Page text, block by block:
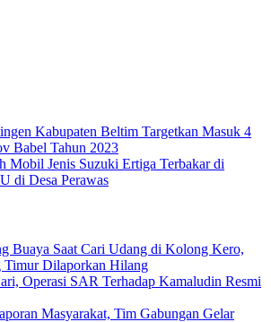
Kabupaten Beltim Targetkan Masuk 4
Babel Tahun 2023
Mobil Jenis Suzuki Ertiga Terbakar di
di Desa Perawas
Buaya Saat Cari Udang di Kolong Kero,
Timur Dilaporkan Hilang
Operasi SAR Terhadap Kamaludin Resmi
Masyarakat, Tim Gabungan Gelar